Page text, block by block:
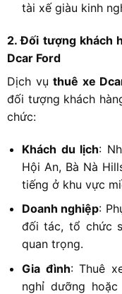
tài xế giàu kinh
2. Đối tượng khách
Dcar Ford
Dịch vụthuê xe
đối tượng khách
chức:
Khách du lịch:
Hội An, Bà Nà
tiếng ở khu vực
Doanh nghiệp:
đối tác, tổ chức
quan trọng.
Gia đình: Thuê
nghỉ dưỡng